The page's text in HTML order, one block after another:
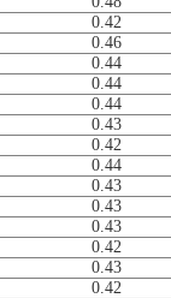
0.42
0.46
0.44
0.44
0.44
0.43
0.42
0.44
0.43
0.43
0.43
0.42
0.43
0.42